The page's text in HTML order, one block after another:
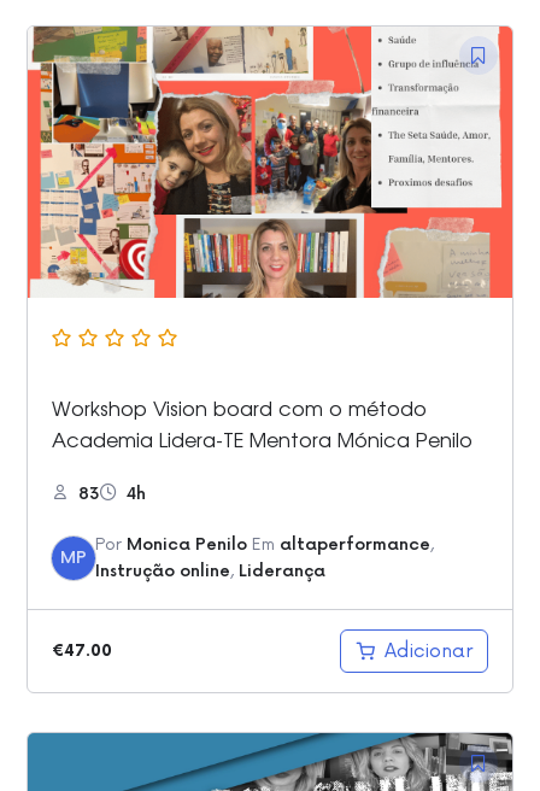
Workshop Vision board com o método
Academia Lidera-TE Mentora Mónica Penilo
83 4h
MP
Por Monica Penilo Em altaperformance,
Instrução online, Liderança
€47.00 Adicionar